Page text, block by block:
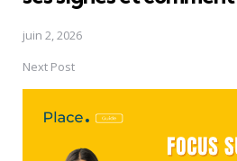
juin 2, 2026
Next Post